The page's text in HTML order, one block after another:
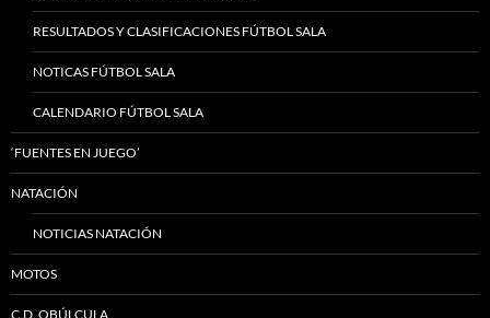
RESULTADOS Y CLASIFICACIONES FÚTBOL SALA
NOTICAS FÚTBOL SALA
CALENDARIO FÚTBOL SALA
‘FUENTES EN JUEGO’
NATACIÓN
NOTICIAS NATACIÓN
MOTOS
C.D. OBÚLCULA